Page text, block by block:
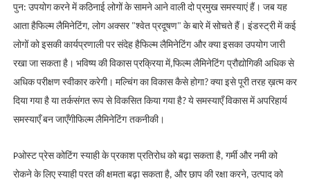
पुन: उपयोग करने में कठिनाई लोगों के सामने आने वाली दो प्रमुख समस्याएं हैं। जब यह
आता हैफिल्म लैमिनेटिंग, लोग अक्सर "श्वेत प्रदूषण" के बारे में सोचते हैं। इंडस्ट्री में कई
लोगों को इसकी कार्यप्रणाली पर संदेह हैफिल्म लैमिनेटिंग और क्या इसका उपयोग जारी
रखा जा सकता है। भविष्य की विकास प्रक्रिया में,फिल्म लैमिनेटिंग प्रौद्योगिकी अधिक से
अधिक परीक्षण स्वीकार करेगी। मल्चिंग का विकास कैसे होगा? क्या इसे पूरी तरह ख़त्म कर
दिया गया है या तर्कसंगत रूप से विकसित किया गया है? ये समस्याएँ विकास में अपरिहार्य
समस्याएँ बन जाएँगीफिल्म लैमिनेटिंग तकनीकी।
Pओस्ट प्रेस कोटिंग स्याही के प्रकाश प्रतिरोध को बढ़ा सकता है, गर्मी और नमी को
रोकने के लिए स्याही परत की क्षमता बढ़ा सकता है, और छाप की रक्षा करने, उत्पाद को